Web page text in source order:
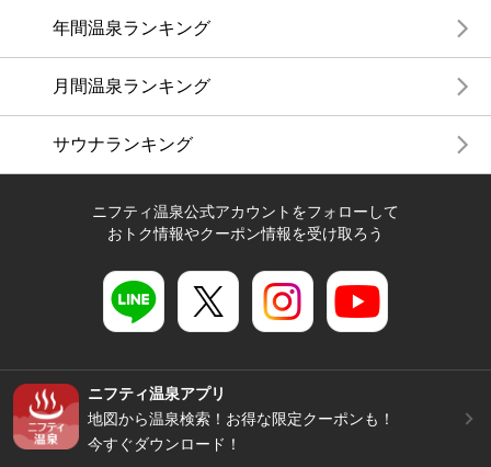
年間温泉ランキング
月間温泉ランキング
サウナランキング
ニフティ温泉公式アカウントをフォローして
おトク情報やクーポン情報を受け取ろう
ニフティ温泉アプリ
地図から温泉検索！お得な限定クーポンも！
今すぐダウンロード！